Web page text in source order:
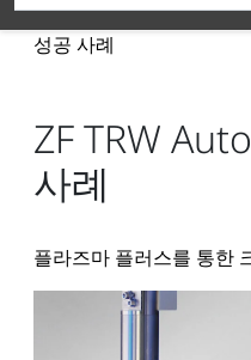
뉴스 및 스토리
뉴스
성공 사례
ZF TRW
사례
플라즈마 플러스를 통한